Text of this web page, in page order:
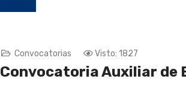
Convocatorias Visto: 1827
Convocatoria Auxiliar de